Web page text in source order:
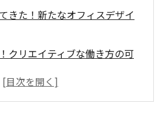
きた！新たなオフィスデザイ
クリエイティブな働き方の可
ートオフィスの実現